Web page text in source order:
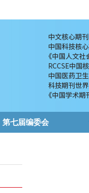
第七届编委会